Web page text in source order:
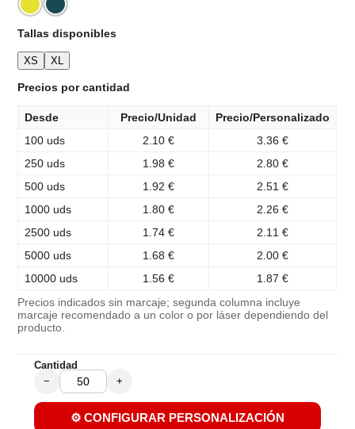
Tallas disponibles
XS XL
Precios por cantidad
Desde Precio/Unidad
Precio/Personalizado
100 uds
2.10 €
3.36 €
250 uds
1.98 €
2.80 €
500 uds
1.92 €
2.51 €
1000 uds
1.80 €
2.26 €
2500 uds
1.74 €
2.11 €
5000 uds
1.68 €
2.00 €
10000 uds
1.56 € 1.87 €
Precios indicados sin marcaje; segunda columna incluye
marcaje recomendado a un color o por láser dependiendo del
producto.
Cantidad
− +
⚙️ CONFIGURAR PERSONALIZACIÓN